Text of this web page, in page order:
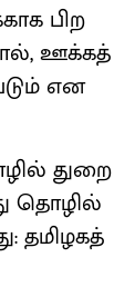
பிற
ஊக்​கத்​
என
துறை​
தொழில்​
தமிழகத்​